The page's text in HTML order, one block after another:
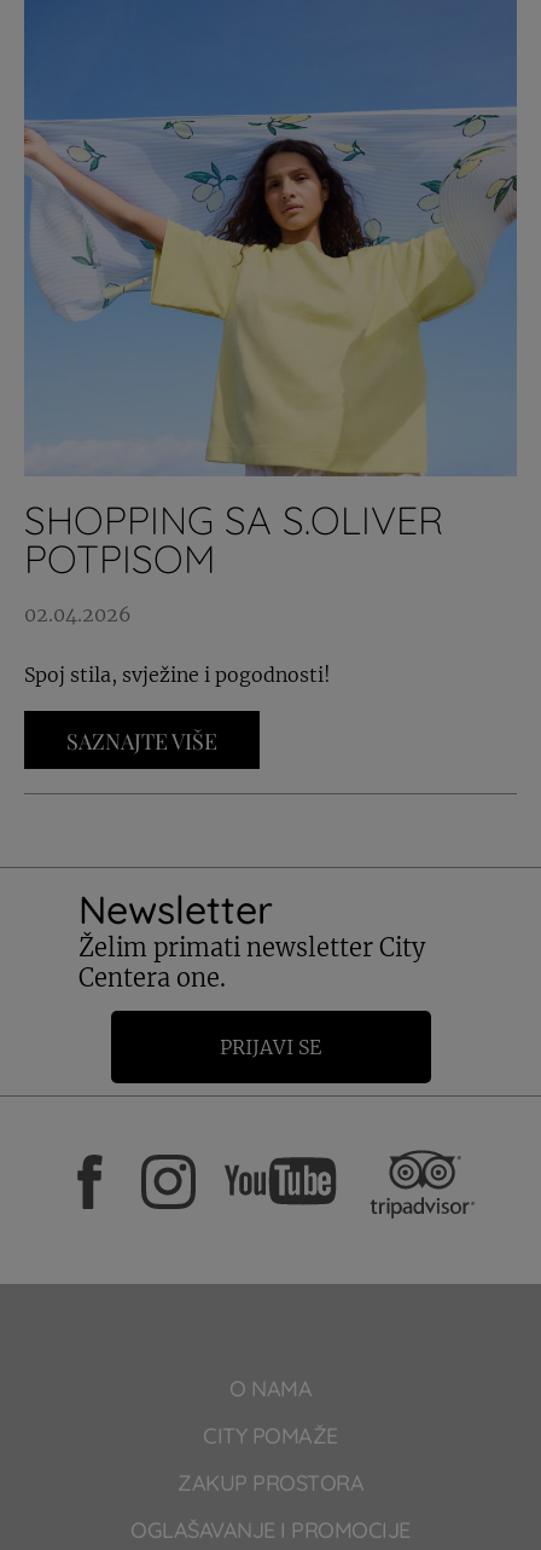
SHOPPING SA S.OLIVER
POTPISOM
02.04.2026
Spoj stila, svježine i pogodnosti!
SAZNAJTE VIŠE
Newsletter
Želim primati newsletter City
Centera one.
PRIJAVI SE
O NAMA
CITY POMAŽE
ZAKUP PROSTORA
OGLAŠAVANJE I PROMOCIJE